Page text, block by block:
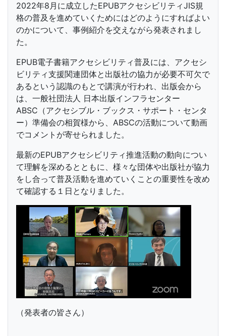
2022年8月に成立したEPUBアクセシビリティJIS規
格の普及を進めていくためにはどのようにすればよい
のかについて、事例紹介を交えながら発表されまし
た。
EPUB電子書籍アクセシビリティ普及には、アクセシ
ビリティ支援関連団体と出版社の協力が必要不可欠で
あるという認識のもとで講演が行われ、出版会から
は、一般社団法人 日本出版インフラセンター
ABSC（アクセシブル・ブックス・サポート・センタ
ー）準備会の相賀様から、ABSCの活動について動画
でコメントが寄せられました。
最新のEPUBアクセシビリティ推進活動の動向につい
て理解を深めるとともに、様々な団体や出版社が協力
をし合って普及活動を進めていくことの重要性を改め
て確認する１日となりました。
（発表者の皆さん）